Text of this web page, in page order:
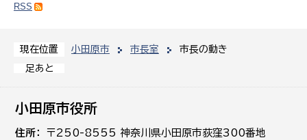
現在位置 小田原市 市長室
市長の動き
足あと
RSS
小田原市役所
住所
〒250-8555 神奈川県小田原市荻窪300番地